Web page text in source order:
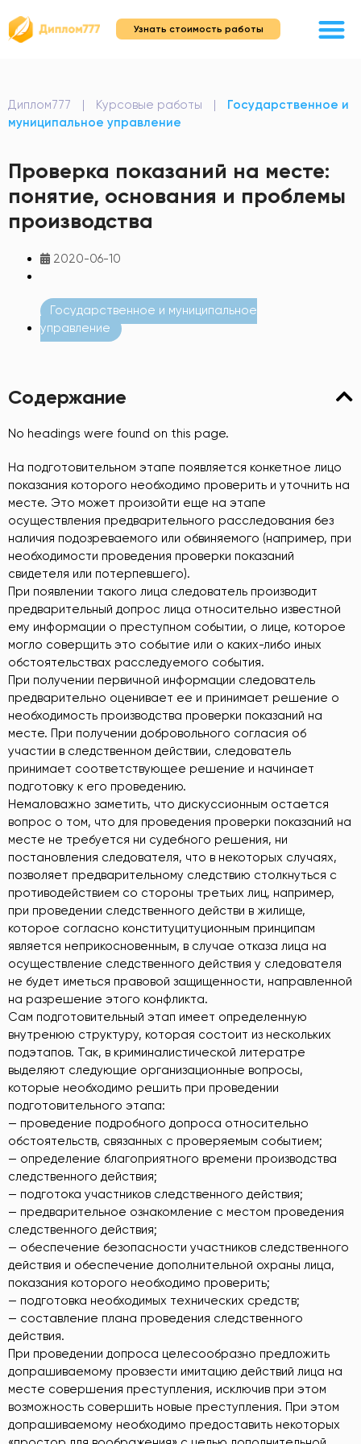
Узнать стоимость работы
Диплом777 | Курсовые работы |
Государственное и
муниципальное управление
Проверка показаний на месте:
понятие, основания и проблемы
производства
2020-06-10
Государственное и муниципальное
управление
Содержание
No headings were found on this page.
На подготовительном этапе появляется конкетное лицо
показания которого необходимо проверить и уточнить на
месте. Это может произойти еще на этапе
осуществления предварительного расследования без
наличия подозреваемого или обвиняемого (например, при
необходимости проведения проверки показаний
свидетеля или потерпевшего).
При появлении такого лица следователь производит
предварительный допрос лица относительно известной
ему информации о преступном событии, о лице, которое
могло соверщить это событие или о каких-либо иных
обстоятельствах расследуемого события.
При получении первичной информации следователь
предварительно оценивает ее и принимает решение о
необходимость производства проверки показаний на
месте. При получении добровольного согласия об
участии в следственном действии, следователь
принимает соответствующее решение и начинает
подготовку к его проведению.
Немаловажно заметить, что дискуссионным остается
вопрос о том, что для проведения проверки показаний на
месте не требуется ни судебного решения, ни
постановления следователя, что в некоторых случаях,
позволяет предварительному следствию столкнуться с
противодействием со стороны третьих лиц, например,
при проведении следственного действи в жилище,
которое согласно конституцитуционным принципам
является неприкосновенным, в случае отказа лица на
осуществление следственного действия у следователя
не будет иметься правовой защищенности, направленной
на разрешение этого конфликта.
Сам подготовительный этап имеет определенную
внутренюю структуру, которая состоит из нескольких
подэтапов. Так, в криминалистической литератре
выделяют следующие организационные вопросы,
которые необходимо решить при проведении
подготовительного этапа:
— проведение подробного допроса относительно
обстоятельств, связанных с проверяемым событием;
— определение благоприятного времени производства
следственного действия;
— подготока участников следственного действия;
— предварительное ознакомление с местом проведения
следственного действия;
— обеспечение безопасности участников следственного
действия и обеспечение дополнительной охраны лица,
показания которого необходимо проверить;
— подготовка необходимых технических средств;
— составление плана проведения следственного
действия.
При проведении допроса целесообразно предложить
допрашиваемому провзести имитацию действий лица на
месте совершения преступления, исключив при этом
возможность совершить новые преступления. При этом
допрашиваемому необходимо предоставить некоторых